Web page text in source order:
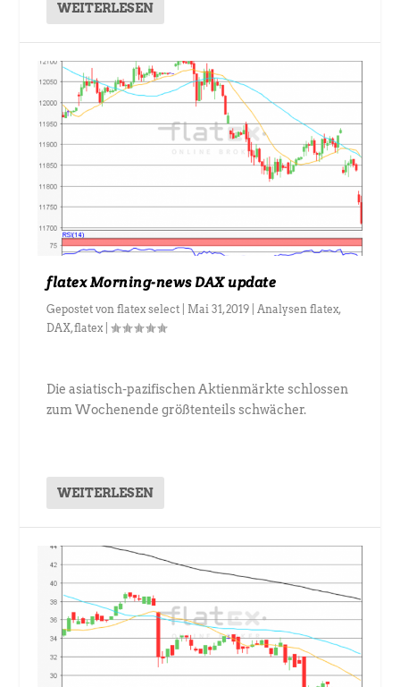
WEITERLESEN
flatex Morning-news DAX update
Gepostet vonflatex select Mai 31, 2019 Analysen flatex,
DAX,flatex |
Die asiatisch-pazifischen Aktienmärkte schlossen
zum Wochenende größtenteils schwächer.
WEITERLESEN